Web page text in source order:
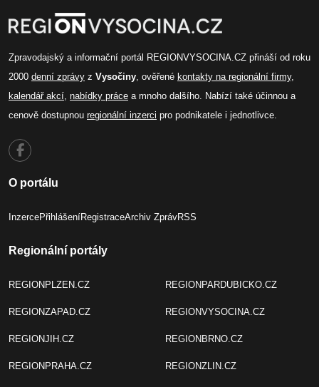
Zpravodajský a informační portál REGIONVYSOCINA.CZ přináší od roku
2000 denní zprávy z Vysočiny, ověřené kontakty na regionální firmy,
kalendář akcí, nabídky práce a mnoho dalšího. Nabízí také účinnou a
cenově dostupnou regionální inzerci pro podnikatele i jednotlivce.
O portálu
InzercePřihlášeníRegistraceArchiv ZprávRSS
Regionální portály
REGIONPLZEN.CZ
REGIONZAPAD.CZ
REGIONJIH.CZ
REGIONPRAHA.CZ
REGIONPARDUBICKO.CZ
REGIONVYSOCINA.CZ
REGIONBRNO.CZ
REGIONZLIN.CZ